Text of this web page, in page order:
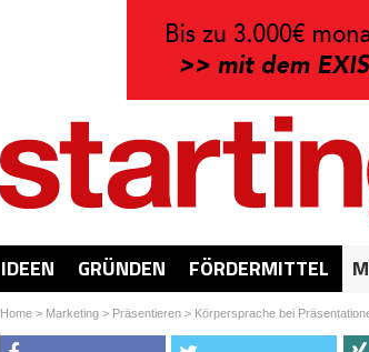
IDEEN GRÜNDEN FÖRDERMITTEL
Home> Marketing> Präsentieren> Körpersprache bei